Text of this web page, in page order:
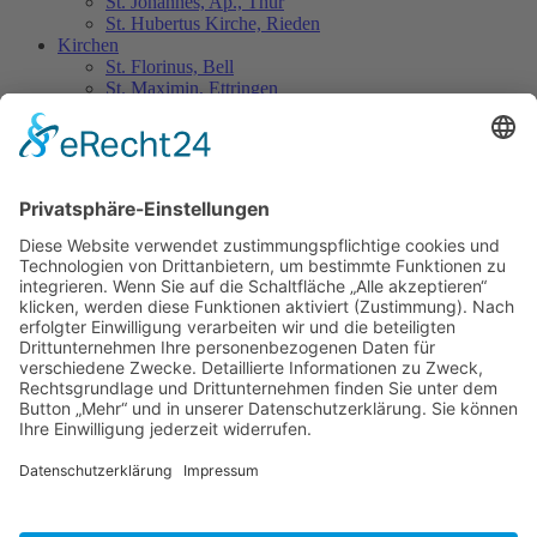
St. Hubertus Kirche, Rieden
Kirchen
St. Florinus, Bell
St. Maximin, Ettringen
St. Cyriakus, Niedermendig
St. Genovefa, Obermendig
St. Hubertus, Rieden
Marienkapelle Volkesfeld
Wegweiser
Das Sakrament der Taufe
Die Feier der Erstkommunion
Erstkommunion Feiern 2026 im Pastoralen Raum
Mayen
Das Sakrament der Firmung
Das Sakrament der Ehe
Das Sakrament der Krankensalbung/Trauerfall
Was, Wie, Wo?
Sofalockend